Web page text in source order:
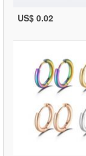
US$ 0.02